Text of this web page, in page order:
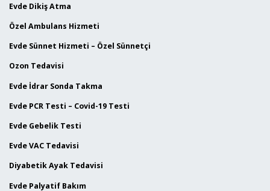
Evde Dikiş Atma
Özel Ambulans Hizmeti
Evde Sünnet Hizmeti – Özel Sünnetçi
Ozon Tedavisi
Evde İdrar Sonda Takma
Evde PCR Testi – Covid-19 Testi
Evde Gebelik Testi
Evde VAC Tedavisi
Diyabetik Ayak Tedavisi
Evde Palyatif Bakım